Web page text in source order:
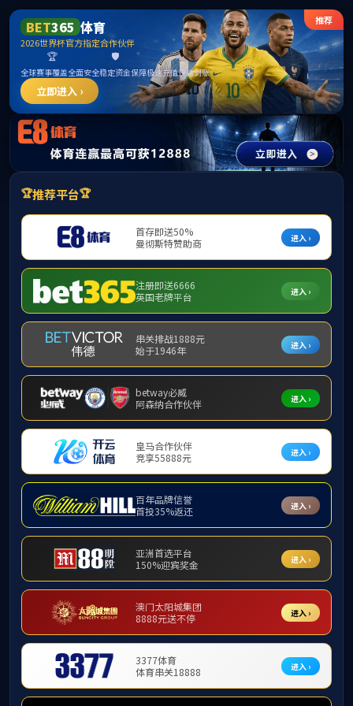
中国·必威(bw·西汉姆联)有限公司-Official
website
提示：访问地址无效，320/http:/bkzs找不到对应的栏目！
首页 关闭此页